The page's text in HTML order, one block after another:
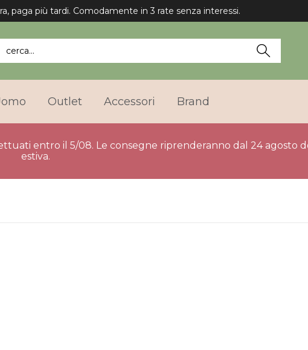
paga più tardi. Comodamente in 3 rate senza interessi.
cerca...
Outlet Accessori Brand
entro il 5/08. Le consegne riprenderanno dal 24 agosto
estiva.